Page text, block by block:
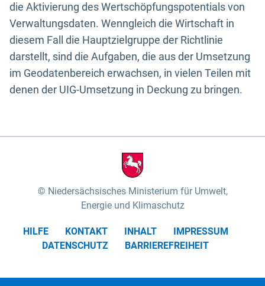
die Aktivierung des Wertschöpfungspotentials von
Verwaltungsdaten. Wenngleich die Wirtschaft in
diesem Fall die Hauptzielgruppe der Richtlinie
darstellt, sind die Aufgaben, die aus der Umsetzung
im Geodatenbereich erwachsen, in vielen Teilen mit
denen der UIG-Umsetzung in Deckung zu bringen.
Niedersächsisches Ministerium für Umwelt,
Energie und Klimaschutz
HILFE KONTAKT INHALT
IMPRESSUM
DATENSCHUTZ
BARRIEREFREIHEIT